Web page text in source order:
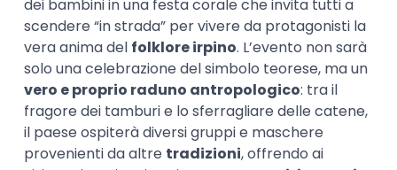
dei bambini in una festa corale che invita tutti a
scendere “in strada” per vivere da protagonisti la
vera anima del folklore irpino. L’evento non sarà
solo una celebrazione del simbolo teorese, ma un
vero e proprio raduno antropologico: tra il
fragore dei tamburi e lo sferragliare delle catene,
il paese ospiterà diversi gruppi e maschere
provenienti da altre tradizioni, offrendo ai